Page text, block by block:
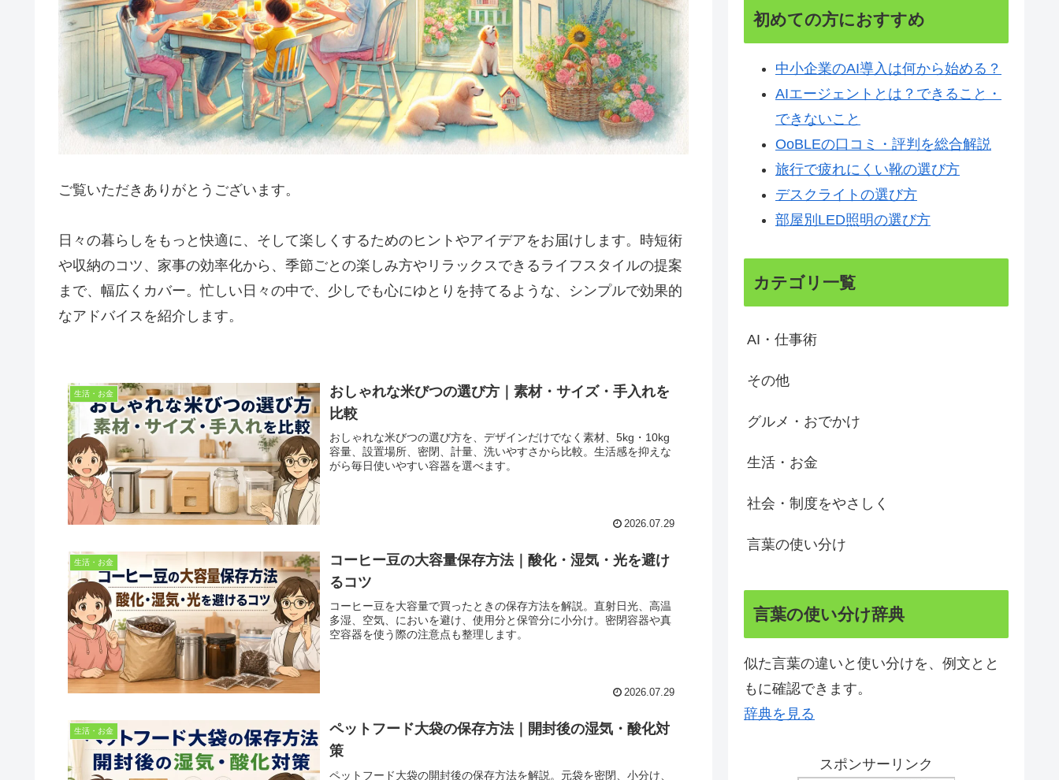
ご覧いただきありがとうございます。
日々の暮らしをもっと快適に、そして楽しくするためのヒントやアイデアをお届けします。時短術
や収納のコツ、家事の効率化から、季節ごとの楽しみ方やリラックスできるライフスタイルの提案
まで、幅広くカバー。忙しい日々の中で、少しでも心にゆとりを持てるような、シンプルで効果的
なアドバイスを紹介します。
生活・お金
おしゃれな米びつの選び方｜素材・サイズ・手入れを
比較
おしゃれな米びつの選び方を、デザインだけでなく素材、5kg・10kg
容量、設置場所、密閉、計量、洗いやすさから比較。生活感を抑えな
がら毎日使いやすい容器を選べます。
2026.07.29
生活・お金
コーヒー豆の大容量保存方法｜酸化・湿気・光を避け
るコツ
コーヒー豆を大容量で買ったときの保存方法を解説。直射日光、高温
多湿、空気、においを避け、使用分と保管分に小分け。密閉容器や真
空容器を使う際の注意点も整理します。
2026.07.29
生活・お金
ペットフード大袋の保存方法｜開封後の湿気・酸化対
策
ペットフード大袋の開封後の保存方法を解説。元袋を密閉、小分け、
初めての方におすすめ
中小企業のAI導入は何から始める？
AIエージェントとは？できること・
できないこと
OoBLEの口コミ・評判を総合解説
旅行で疲れにくい靴の選び方
デスクライトの選び方
部屋別LED照明の選び方
カテゴリ一覧
AI・仕事術
その他
グルメ・おでかけ
生活・お金
社会・制度をやさしく
言葉の使い分け
言葉の使い分け辞典
似た言葉の違いと使い分けを、例文とと
もに確認できます。
辞典を見る
スポンサーリンク